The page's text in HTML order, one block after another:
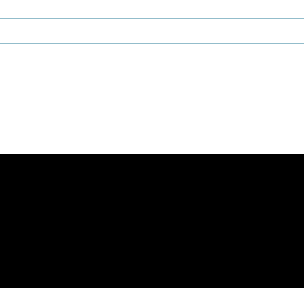
琊阁”。今天要和大家分享的议题是：“佛法是一切法空吗？”